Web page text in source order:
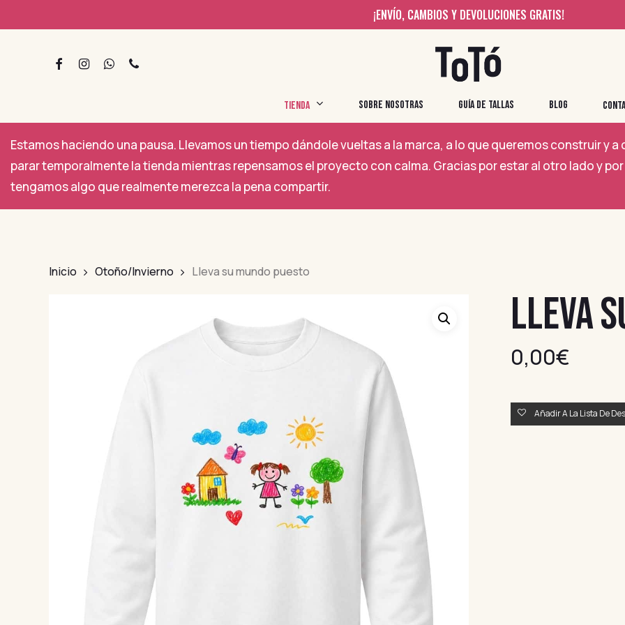
to
¡ENVÍO, CAMBIOS Y DEVOLUCIONES GRATIS!
Hit enter to search or ESC to close
FACEBOOKINSTAGRAMWHATSAPPPHONE
TIENDA SOBRE NOSOTRAS GUÍA DE TALLAS BLOG
Estamos haciendo una pausa. Llevamos un tiempo dándole vueltas a la marca, a lo que queremos construir y
parar temporalmente la tienda mientras repensamos el proyecto con calma. Gracias por estar al otro lado y
tengamos algo que realmente merezca la pena compartir.
Inicio Otoño/Invierno Lleva su mundo puesto
LLEVA
0,00€
Añadir A La Lista De